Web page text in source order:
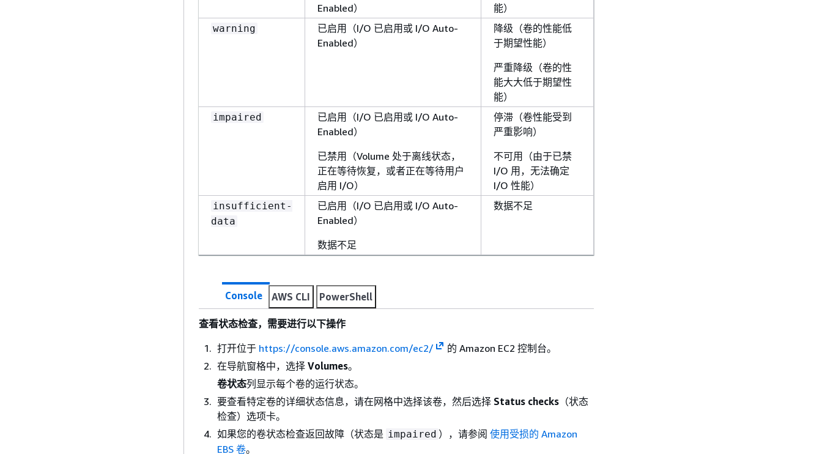
Enabled）
能）
warning
已启用（I/O 已启用或 I/O Auto-
Enabled）
降级（卷的性能低
于期望性能）
严重降级（卷的性
能大大低于期望性
能）
impaired
已启用（I/O 已启用或 I/O Auto-
Enabled）
已禁用（Volume 处于离线状态，
正在等待恢复，或者正在等待用户
启用 I/O）
停滞（卷性能受到
严重影响）
不可用（由于已禁
I/O 用，无法确定
I/O 性能）
insufficient-
data
已启用（I/O 已启用或 I/O Auto-
Enabled）
数据不足
数据不足
Console AWS CLI PowerShell
查看状态检查，需要进行以下操作
打开位于 https://console.aws.amazon.com/ec2/
的 Amazon EC2 控制台。
在导航窗格中，选择 Volumes。
卷状态列显示每个卷的运行状态。
要查看特定卷的详细状态信息，请在网格中选择该卷，然后选择 Status checks （状态
检查）选项卡。
如果您的卷状态检查返回故障（状态是 impaired ），请参阅 使用受损的 Amazon
EBS 卷。